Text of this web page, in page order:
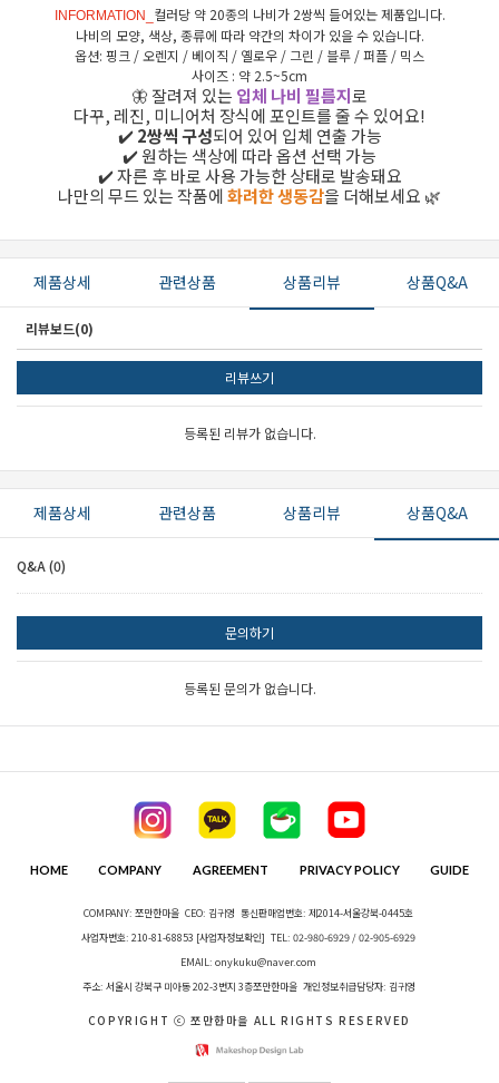
INFORMATION_
컬러당 약 20종의 나비가 2쌍씩 들어있는 제품입니다.
나비의 모양, 색상, 종류에 따라 약간의 차이가 있을 수 있습니다.
옵션: 핑크 / 오렌지 / 베이직 / 옐로우 / 그린 / 블루 / 퍼플 / 믹스
사이즈 : 약 2.5~5cm
🦋 잘려져 있는 입체 나비 필름지로
다꾸, 레진, 미니어처 장식에 포인트를 줄 수 있어요!
✔️2쌍씩 구성되어 있어 입체 연출 가능
✔️ 원하는 색상에 따라 옵션 선택 가능
✔️ 자른 후 바로 사용 가능한 상태로 발송돼요
나만의 무드 있는 작품에화려한 생동감을 더해보세요 🌿
제품상세 관련상품 상품리뷰 상품Q&A
리뷰보드(0)
리뷰쓰기
등록된 리뷰가 없습니다.
제품상세 관련상품 상품리뷰 상품Q&A
Q&A (0)
문의하기
등록된 문의가 없습니다.
HOME COMPANY AGREEMENT PRIVACY POLICY GUIDE
COMPANY: 쪼만한마을 CEO: 김귀영 통신판매업번호: 제2014-서울강북-0445호
사업자번호: 210-81-68853 [사업자정보확인] TEL: 02-980-6929 / 02-905-6929
EMAIL: onykuku@naver.com
주소: 서울시 강북구 미아동 202-3번지 3층쪼만한마을 개인정보취급담당자: 김귀영
COPYRIGHT ⓒ 쪼만한마을 ALL RIGHTS RESERVED